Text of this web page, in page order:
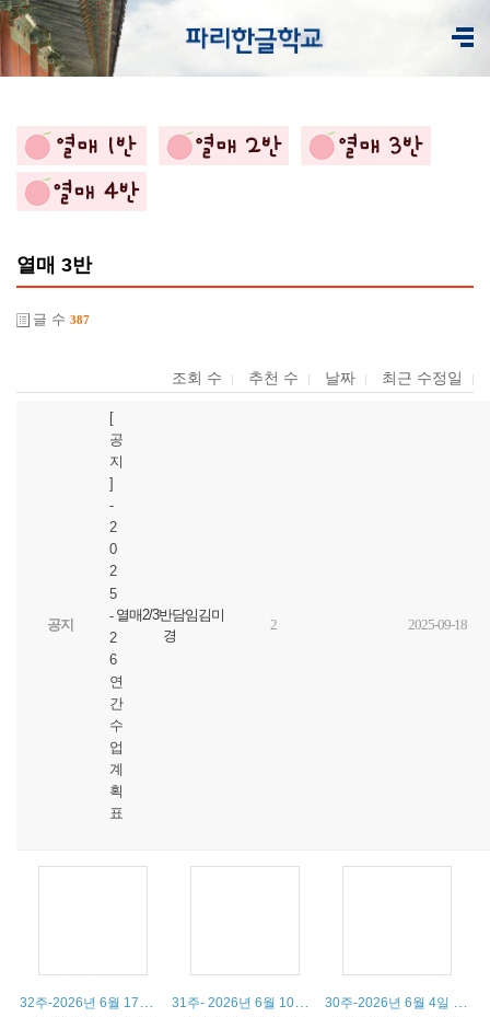
열매 3반
글 수 387
조회 수 추천 수 날짜 최근 수정일
공지
[
공
지
]
-
2
0
2
5
-
2
6
연
간
수
업
계
획
표
열매2/3반담임김미
경
2 2025-09-18